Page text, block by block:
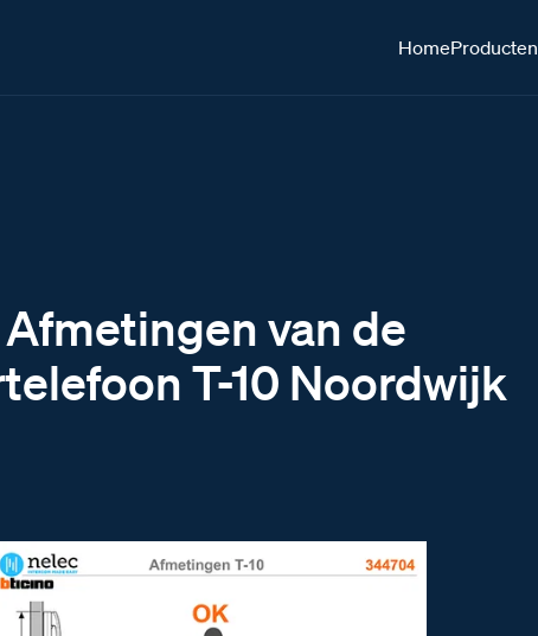
HomeProducten
Afmetingen van de
T-10 Noordwijk